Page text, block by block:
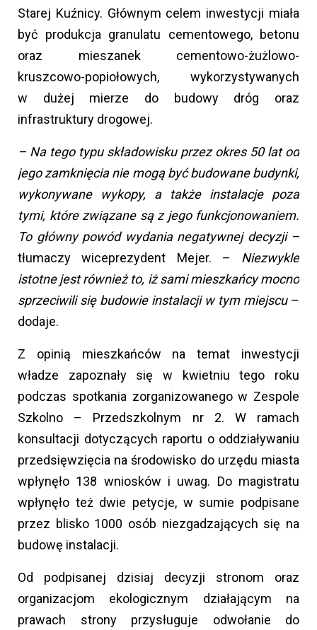
Starej Kuźnicy. Głównym celem inwestycji miała
być produkcja granulatu cementowego, betonu
oraz mieszanek cementowo-żużlowo-
kruszcowo-popiołowych, wykorzystywanych
w dużej mierze do budowy dróg oraz
infrastruktury drogowej.
– Na tego typu składowisku przez okres 50 lat od
jego zamknięcia nie mogą być budowane budynki,
wykonywane wykopy, a także instalacje poza
tymi, które związane są z jego funkcjonowaniem.
To główny powód wydania negatywnej decyzji –
tłumaczy wiceprezydent Mejer. – Niezwykle
istotne jest również to, iż sami mieszkańcy mocno
sprzeciwili się budowie instalacji w tym miejscu –
dodaje.
Z opinią mieszkańców na temat inwestycji
władze zapoznały się w kwietniu tego roku
podczas spotkania zorganizowanego w Zespole
Szkolno – Przedszkolnym nr 2. W ramach
konsultacji dotyczących raportu o oddziaływaniu
przedsięwzięcia na środowisko do urzędu miasta
wpłynęło 138 wniosków i uwag. Do magistratu
wpłynęło też dwie petycje, w sumie podpisane
przez blisko 1000 osób niezgadzających się na
budowę instalacji.
Od podpisanej dzisiaj decyzji stronom oraz
organizacjom ekologicznym działającym na
prawach strony przysługuje odwołanie do